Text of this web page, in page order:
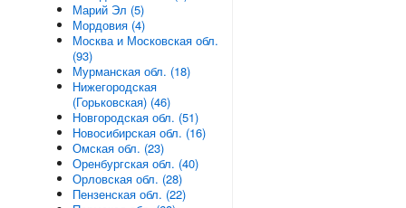
Марий Эл (5)
Мордовия (4)
Москва и Московская обл.
(93)
Мурманская обл. (18)
Нижегородская
(Горьковская) (46)
Новгородская обл. (51)
Новосибирская обл. (16)
Омская обл. (23)
Оренбургская обл. (40)
Орловская обл. (28)
Пензенская обл. (22)